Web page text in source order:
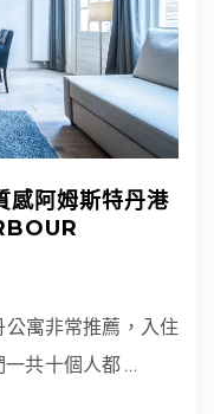
感阿姆斯特丹港
寓非常推薦，入住
一共十個人都 …